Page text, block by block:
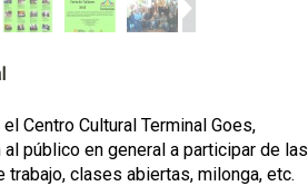
Centro Cultural Terminal Goes,
público en general a participar de las
clases abiertas, milonga, etc.